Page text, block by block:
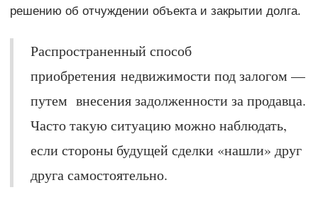
решению об отчуждении объекта и закрытии долга.
Распространенный способ
приобретения недвижимости под залогом —
путем внесения задолженности за продавца.
Часто такую ситуацию можно наблюдать,
если стороны будущей сделки «нашли» друг
друга самостоятельно.